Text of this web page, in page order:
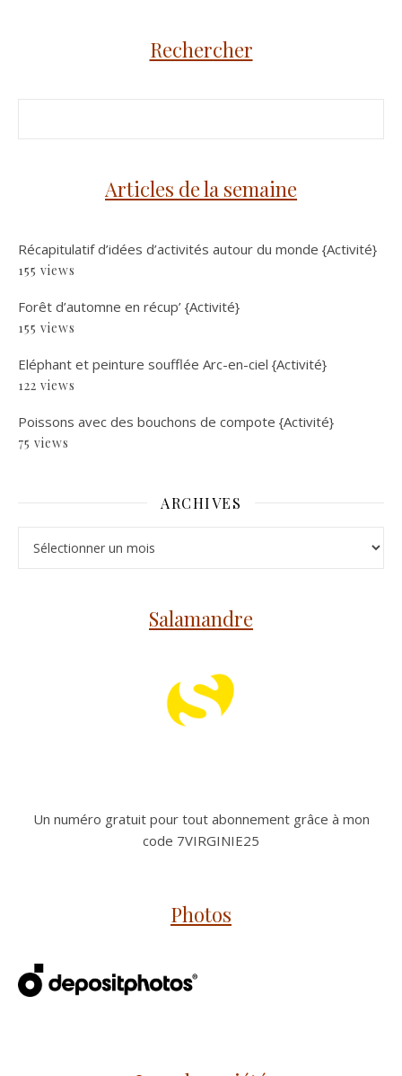
Rechercher
Articles de la semaine
Récapitulatif d’idées d’activités autour du monde {Activité}
155 views
Forêt d’automne en récup’ {Activité}
155 views
Eléphant et peinture soufflée Arc-en-ciel {Activité}
122 views
Poissons avec des bouchons de compote {Activité}
75 views
ARCHIVES
Salamandre
Un numéro gratuit pour tout abonnement grâce à mon
code 7VIRGINIE25
Photos